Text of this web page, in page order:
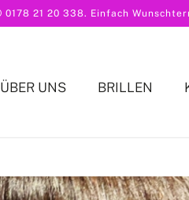
0178 21 20 338. Einfach
ÜBER UNS BRILLEN